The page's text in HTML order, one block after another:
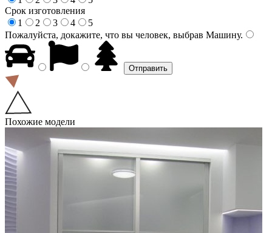
Срок изготовления
1
2 3 4
5
Пожалуйста, докажите, что вы человек, выбрав Машину.
Похожие модели